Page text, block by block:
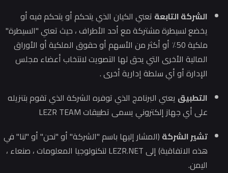
الشركة التابعة تعني الكيان الذي يتحكم أو يتحكم فيه أو
يخضع لسيطرة مشتركة مع أحد الأطراف ، حيث تعني "السيطرة"
ملكية 50٪ أو أكثر من الأسهم أو حقوق الملكية أو الأوراق
المالية الأخرى التي يحق لها التصويت لانتخاب أعضاء مجلس
الإدارة أو أي سلطة إدارية أخرى .
التطبيق يعني البرنامج الذي توفره الشركة الذي تقوم بتنزيله
على أي جهاز إلكتروني يسمى تطبيقات LEZR TEAM
تشير الشركة (المشار إليها باسم "الشركة" أو "نحن" أو "لنا" في
هذه الاتفاقية) إلى LEZR.NET لتكنولوجيا المعلومات ، صنعاء ،
اليمن.